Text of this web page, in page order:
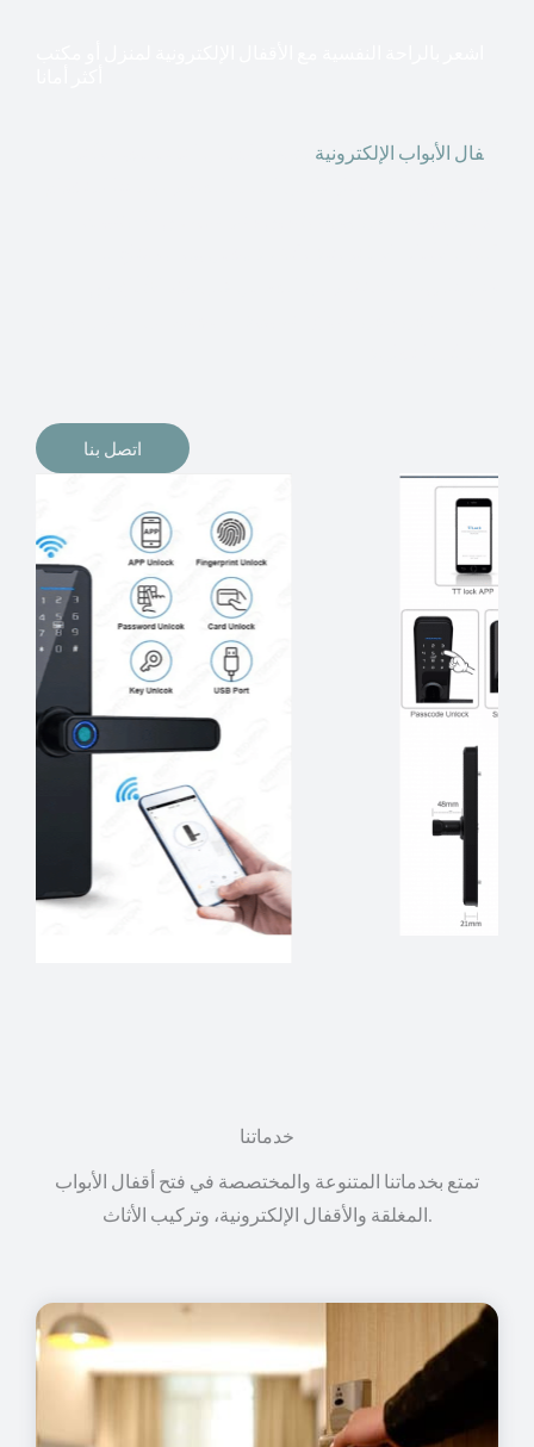
فال الأبواب الإلكترونية
اتصل بنا
خدماتنا
تمتع بخدماتنا المتنوعة والمختصصة في فتح أقفال الأبواب